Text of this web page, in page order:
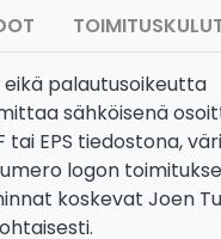
palautusoikeutta
sähköisenä
EPS tiedostona,
logon
koskevat Joen